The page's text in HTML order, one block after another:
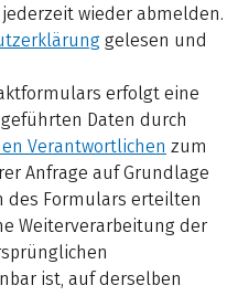
wieder abmelden.
gelesen und
erfolgt eine
Daten durch
Verantwortlichen zum
Anfrage auf Grundlage
des Formulars erteilten
Weiterverarbeitung der
ist, auf derselben